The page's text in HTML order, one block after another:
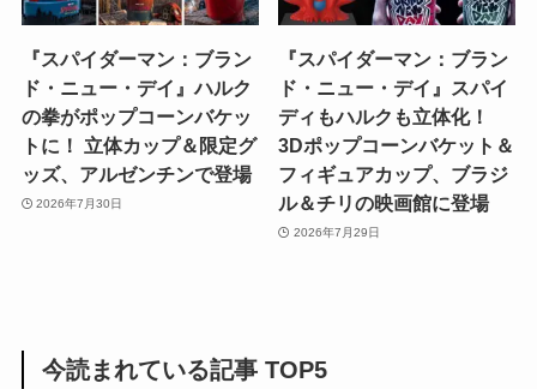
『スパイダーマン：ブラン
ド・ニュー・デイ』ハルク
の拳がポップコーンバケッ
トに！ 立体カップ＆限定グ
ッズ、アルゼンチンで登場
2026年7月30日
『スパイダーマン：ブラン
ド・ニュー・デイ』スパイ
ディもハルクも立体化！
3Dポップコーンバケット＆
フィギュアカップ、ブラジ
ル＆チリの映画館に登場
2026年7月29日
今読まれている記事 TOP5